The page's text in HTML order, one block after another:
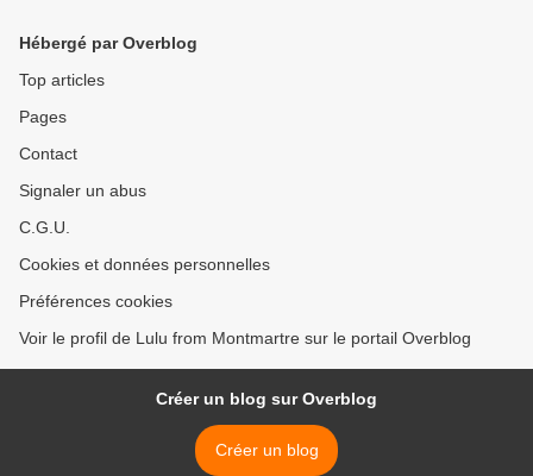
Hébergé par Overblog
Top articles
Pages
Contact
Signaler un abus
C.G.U.
Cookies et données personnelles
Préférences cookies
Voir le profil de Lulu from Montmartre sur le portail Overblog
Créer un blog sur Overblog
Créer un blog